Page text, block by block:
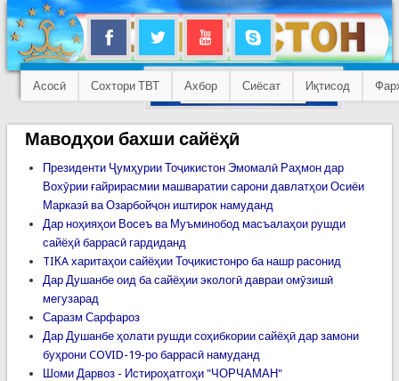
Асосӣ Сохтори ТВТ Ахбор Сиёсат Иқтисод
Маводҳои бахши сайёҳӣ
Президенти Ҷумҳурии Тоҷикистон Эмомалӣ Раҳмон дар
Вохӯрии ғайрирасмии машваратии сарони давлатҳои Осиёи
Марказӣ ва Озарбойҷон иштирок намуданд
Дар ноҳияҳои Восеъ ва Муъминобод масъалаҳои рушди
сайёҳӣ баррасӣ гардиданд
TIКA харитаҳои сайёҳии Тоҷикистонро ба нашр расонид
Дар Душанбе оид ба сайёҳии экологӣ давраи омӯзишӣ
мегузарад
Саразм Сарфароз
Дар Душанбе ҳолати рушди соҳибкории сайёҳӣ дар замони
буҳрони COVID-19-ро баррасӣ намуданд
Шоми Дарвоз - Истироҳатгоҳи "ЧОРЧАМАН"